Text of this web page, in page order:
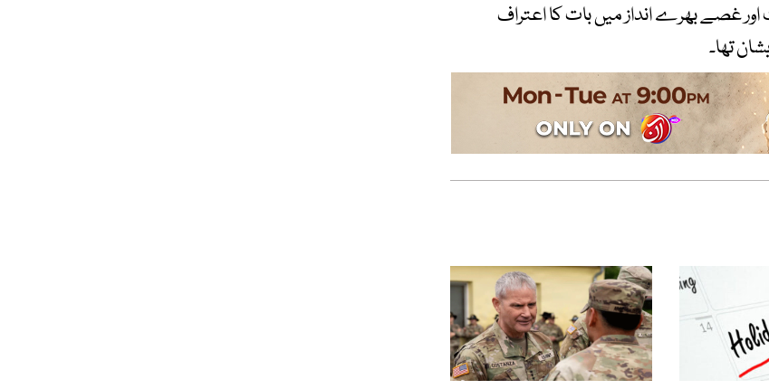
اور غصے بھرے انداز میں بات کا اعتراف
تھا۔